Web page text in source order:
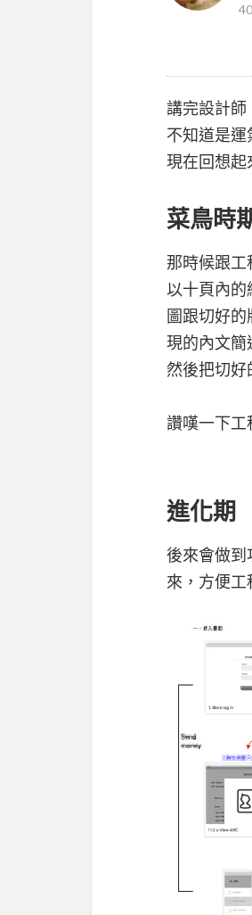
講完設計師
不知道是
現在回想起
菜鳥時
那時候跟工
以十頁內的
圖跟切好
現的內文簡
然後把切
讚嘆一下工
進化期
後來會做到
來，方便工